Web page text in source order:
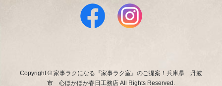
Copyright © 家事ラクになる『家事ラク室』のご提案！兵庫県 丹波
市 心ほかほか春日工務店 All Rights Reserved.